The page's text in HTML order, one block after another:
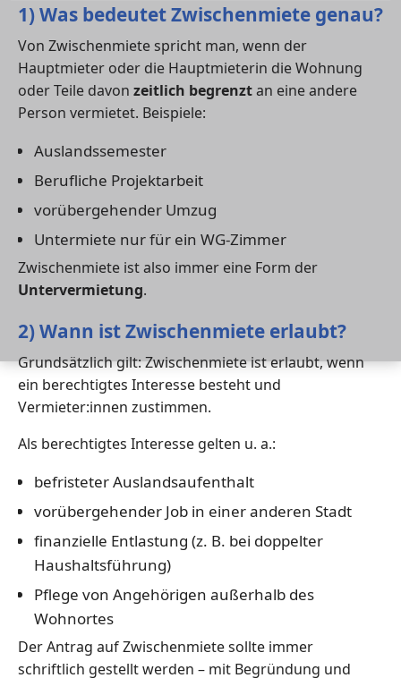
1) Was bedeutet Zwischenmiete genau?
Von Zwischenmiete spricht man, wenn der
Hauptmieter oder die Hauptmieterin die Wohnung
oder Teile davon zeitlich begrenztan eine andere
Person vermietet. Beispiele:
Auslandssemester
Berufliche Projektarbeit
vorübergehender Umzug
Untermiete nur für ein WG-Zimmer
Zwischenmiete ist also immer eine Form der
Untervermietung.
2) Wann ist Zwischenmiete erlaubt?
Grundsätzlich gilt: Zwischenmiete ist erlaubt, wenn
ein berechtigtes Interesse besteht und
Vermieter:innen zustimmen.
Als berechtigtes Interesse gelten u. a.:
befristeter Auslandsaufenthalt
vorübergehender Job in einer anderen Stadt
finanzielle Entlastung (z. B. bei doppelter
Haushaltsführung)
Pflege von Angehörigen außerhalb des
Wohnortes
Der Antrag auf Zwischenmiete sollte immer
schriftlich gestellt werden – mit Begründung und